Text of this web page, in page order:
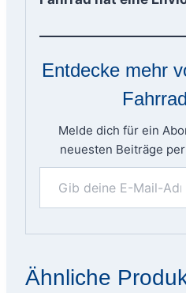
Entdecke mehr
Melde dich für ein
neuesten Beiträge
Gib deine E-Mail-Adresse ein ...
Ähnliche